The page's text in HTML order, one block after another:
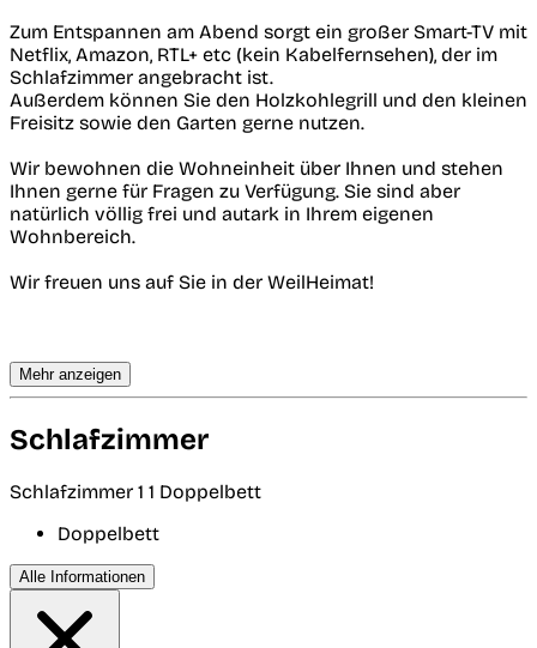
Zum Entspannen am Abend sorgt ein großer Smart-TV mit
Netflix, Amazon, RTL+ etc (kein Kabelfernsehen), der im
Schlafzimmer angebracht ist.
Außerdem können Sie den Holzkohlegrill und den kleinen
Freisitz sowie den Garten gerne nutzen.
Wir bewohnen die Wohneinheit über Ihnen und stehen
Ihnen gerne für Fragen zu Verfügung. Sie sind aber
natürlich völlig frei und autark in Ihrem eigenen
Wohnbereich.
Wir freuen uns auf Sie in der WeilHeimat!
Mehr anzeigen
Schlafzimmer
Schlafzimmer 1 1 Doppelbett
Doppelbett
Alle Informationen